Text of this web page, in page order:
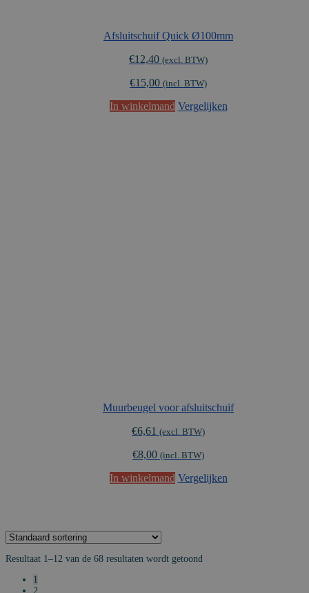
Afsluitschuif Quick Ø100mm
€12,40 (excl. BTW)
€15,00 (incl. BTW)
In winkelmand Vergelijken
Muurbeugel voor afsluitschuif
€6,61 (excl. BTW)
€8,00 (incl. BTW)
In winkelmand Vergelijken
Resultaat 1–12 van de 68 resultaten wordt getoond
1
2